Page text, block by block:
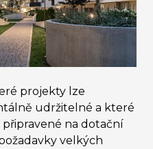
projekty lze
udržitelné a které
na dotační
velkých